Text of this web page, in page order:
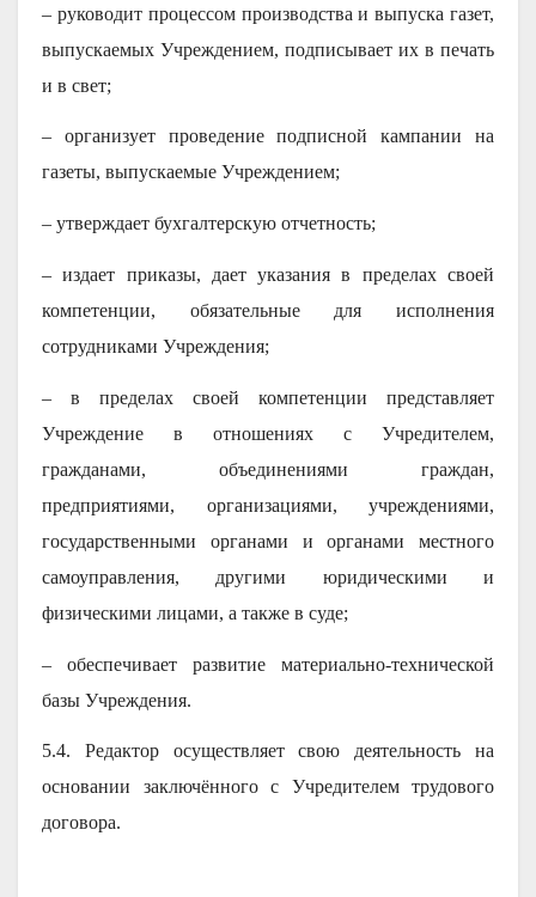
– руководит процессом производства и выпуска газет,
выпускаемых Учреждением, подписывает их в печать
и в свет;
– организует проведение подписной кампании на
газеты, выпускаемые Учреждением;
– утверждает бухгалтерскую отчетность;
– издает приказы, дает указания в пределах своей
компетенции, обязательные для исполнения
сотрудниками Учреждения;
– в пределах своей компетенции представляет
Учреждение в отношениях с Учредителем,
гражданами, объединениями граждан,
предприятиями, организациями, учреждениями,
государственными органами и органами местного
самоуправления, другими юридическими и
физическими лицами, а также в суде;
– обеспечивает развитие материально-технической
базы Учреждения.
5.4. Редактор осуществляет свою деятельность на
основании заключённого с Учредителем трудового
договора.